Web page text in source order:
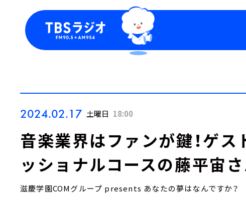
Podcast
2024.02.17 土曜日 18:00
音楽業界はファンが鍵！ゲ
ッショナルコースの藤平宙さ
滋慶学園COMグループ presents あなたの夢はなんですか？